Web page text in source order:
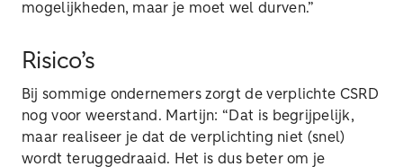
mogelijkheden, maar je moet wel durven.”
Risico’s
Bij sommige ondernemers zorgt de verplichte CSRD
nog voor weerstand. Martijn: “Dat is begrijpelijk,
maar realiseer je dat de verplichting niet (snel)
wordt teruggedraaid. Het is dus beter om je